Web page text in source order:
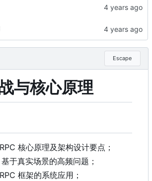
Escape
与核心原理
核心原理及架构设计要点；
于真实场景的高频问题；
框架的系统应用；